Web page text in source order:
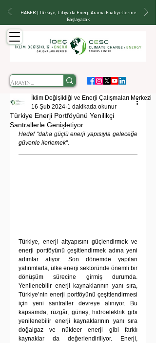
HABER | Türkiye, Libya'da Enerji Arama Faaliyetlerine
Başlayacak
Türkiye Enerji Portföyünü Yenilikçi
Santrallerle Genişletiyor
İklim Değişikliği ve Enerji Çalışmaları Merkezi
16 Şub 2024 1 dakikada okunur
Hedef “daha güçlü enerji yapısıyla geleceğe
güvenle ilerlemek”.
Türkiye, enerji altyapısını güçlendirmek ve
enerji portföyünü çeşitlendirmek adına yeni
adımlar atıyor. Son dönemde yapılan
yatırımlarla, ülke enerji sektöründe önemli bir
dönüşüm sürecine girmiş durumda.
Yenilenebilir enerji kaynaklarının yanı sıra,
Türkiye’nin enerji portföyünü çeşitlendirmesi
için yeni santraller devreye alınıyor. Bu
kapsamda, rüzgâr, güneş, hidroelektrik gibi
yenilenebilir enerji kaynaklarının yanı sıra
doğalgaz ve nükleer enerji gibi farklı
kaynaklar da değerlendiriliyor. Enerji,